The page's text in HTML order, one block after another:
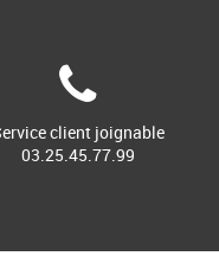
client joignable
03.25.45.77.99